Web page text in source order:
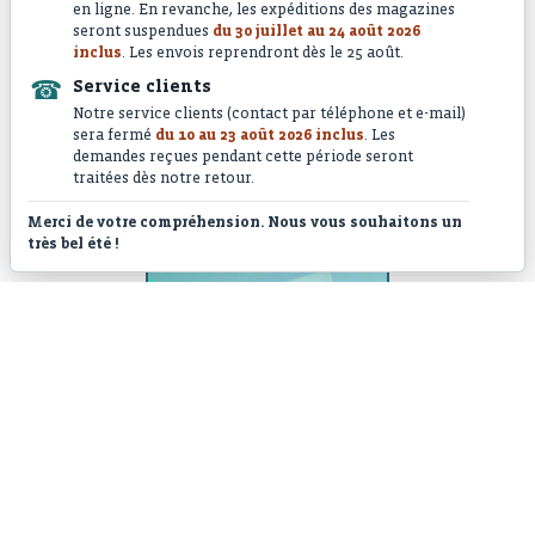
Lançon foncé
en ligne. En revanche, les expéditions des magazines
seront suspendues du 30 juillet au 24 août 2026
inclus. Les envois reprendront dès le 25 août.
☎ Service clients
Notre service clients (contact par téléphone et e-mail)
sera fermé du 10 au 23 août 2026 inclus. Les
demandes reçues pendant cette période seront
traitées dès notre retour.
Merci de votre compréhension. Nous vous souhaitons un
très bel été !